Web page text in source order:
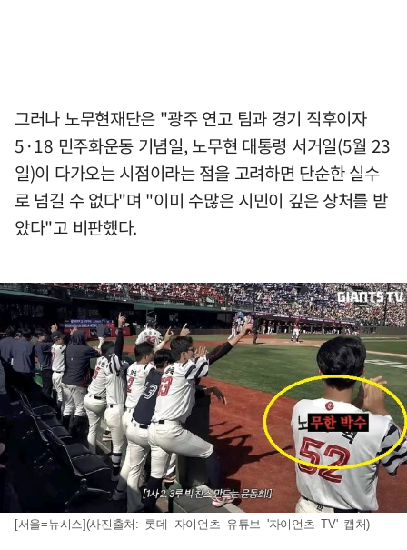
그러나 노무현재단은 "광주 연고 팀과 경기 직후이자
5·18 민주화운동 기념일, 노무현 대통령 서거일(5월 23
일)이 다가오는 시점이라는 점을 고려하면 단순한 실수
로 넘길 수 없다"며 "이미 수많은 시민이 깊은 상처를 받
았다"고 비판했다.
[서울=뉴시스](사진출처: 롯데 자이언츠 유튜브 '자이언츠 TV' 캡처)